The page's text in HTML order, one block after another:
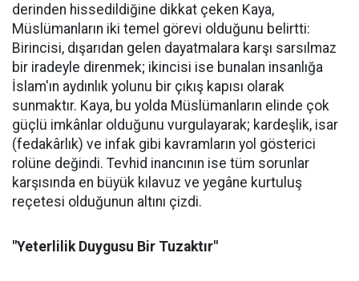
derinden hissedildiğine dikkat çeken Kaya,
Müslümanların iki temel görevi olduğunu belirtti:
Birincisi, dışarıdan gelen dayatmalara karşı sarsılmaz
bir iradeyle direnmek; ikincisi ise bunalan insanlığa
İslam'ın aydınlık yolunu bir çıkış kapısı olarak
sunmaktır. Kaya, bu yolda Müslümanların elinde çok
güçlü imkânlar olduğunu vurgulayarak; kardeşlik, isar
(fedakârlık) ve infak gibi kavramların yol gösterici
rolüne değindi. Tevhid inancının ise tüm sorunlar
karşısında en büyük kılavuz ve yegâne kurtuluş
reçetesi olduğunun altını çizdi.
"Yeterlilik Duygusu Bir Tuzaktır"